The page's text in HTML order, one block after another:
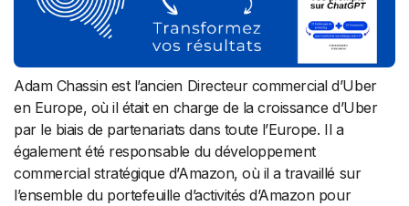
Adam Chassin est l’ancien Directeur commercial d’Uber
en Europe, où il était en charge de la croissance d’Uber
par le biais de partenariats dans toute l’Europe. Il a
également été responsable du développement
commercial stratégique d’Amazon, où il a travaillé sur
l’ensemble du portefeuille d’activités d’Amazon pour